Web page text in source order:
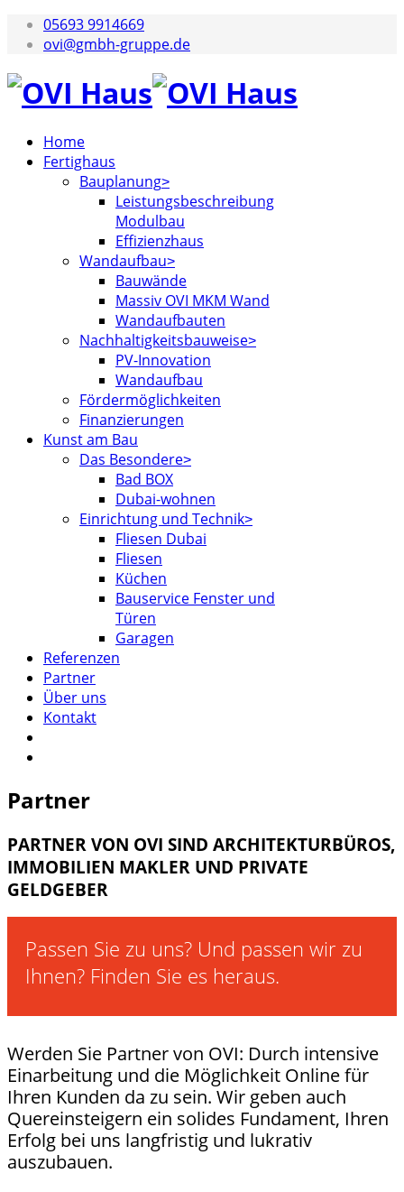
05693 9914669
ovi@gmbh-gruppe.de
Home
Fertighaus
Bauplanung
Leistungsbeschreibung
Modulbau
Effizienzhaus
Wandaufbau
Bauwände
Massiv OVI MKM Wand
Wandaufbauten
Nachhaltigkeitsbauweise
PV-Innovation
Wandaufbau
Fördermöglichkeiten
Finanzierungen
Kunst am Bau
Das Besondere
Bad BOX
Dubai-wohnen
Einrichtung und Technik
Fliesen Dubai
Fliesen
Küchen
Bauservice Fenster und
Türen
Garagen
Referenzen
Partner
Über uns
Kontakt
Partner
PARTNER VON OVI SIND ARCHITEKTURBÜROS,
IMMOBILIEN MAKLER UND PRIVATE
GELDGEBER
Passen Sie zu uns? Und passen wir zu
Ihnen? Finden Sie es heraus.
Werden Sie Partner von OVI: Durch intensive
Einarbeitung und die Möglichkeit Online für
Ihren Kunden da zu sein. Wir geben auch
Quereinsteigern ein solides Fundament, Ihren
Erfolg bei uns langfristig und lukrativ
auszubauen.